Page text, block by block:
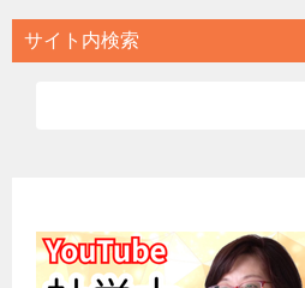
サイト内検索